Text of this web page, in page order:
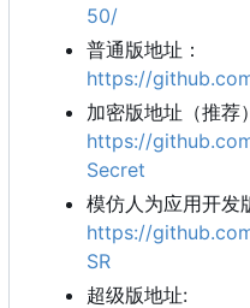
50/
普通版地址：
https://
加密版地址（推荐
https://
Secret
模仿人为应用开发
https://
SR
超级版地址: